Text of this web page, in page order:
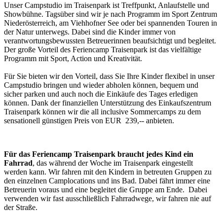
Unser Campstudio im Traisenpark ist Treffpunkt, Anlaufstelle und
Showbühne. Tagsüber sind wir je nach Programm im Sport Zentrum
Niederösterreich, am Viehhofner See oder bei spannenden Touren in
der Natur unterwegs. Dabei sind die Kinder immer von
verantwortungsbewussten Betreuerinnen beaufsichtigt und begleitet.
Der große Vorteil des Feriencamp Traisenpark ist das vielfältige
Programm mit Sport, Action und Kreativität.
Für Sie bieten wir den Vorteil, dass Sie Ihre Kinder flexibel in unser
Campstudio bringen und wieder abholen können, bequem und
sicher parken und auch noch die Einkäufe des Tages erledigen
können. Dank der finanziellen Unterstützung des Einkaufszentrum
Traisenpark können wir die all inclusive Sommercamps zu dem
sensationell günstigen Preis von EUR 239,-- anbieten.
Für das Feriencamp Traisenpark braucht jedes Kind ein
Fahrrad, das während der Woche im Traisenpark eingestellt
werden kann. Wir fahren mit den Kindern in betreuten Gruppen zu
den einzelnen Camplocations und ins Bad. Dabei fährt immer eine
Betreuerin voraus und eine begleitet die Gruppe am Ende. Dabei
verwenden wir fast ausschließlich Fahrradwege, wir fahren nie auf
der Straße.